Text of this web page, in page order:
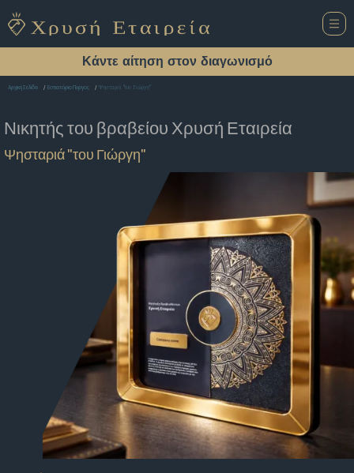
Κάντε αίτηση στον διαγωνισμό
Αρχική Σελίδα Εστιατόριο Πυργος Ψησταριά "του Γιώργη"
Νικητής του βραβείου Χρυσή Εταιρεία
Ψησταριά "του Γιώργη"